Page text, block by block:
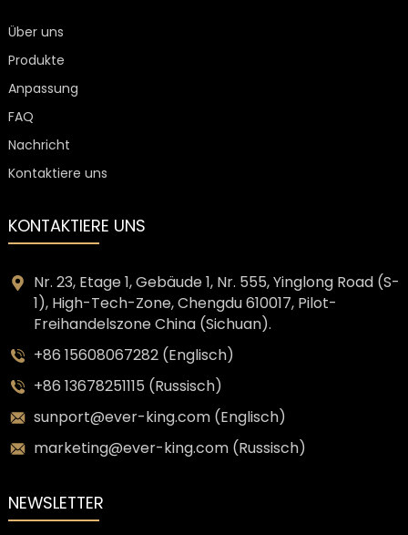
Über uns
Produkte
Anpassung
FAQ
Nachricht
Kontaktiere uns
KONTAKTIERE UNS
Nr. 23, Etage 1, Gebäude 1, Nr. 555, Yinglong Road (S-
1), High-Tech-Zone, Chengdu 610017, Pilot-
Freihandelszone China (Sichuan).
+86 15608067282 (Englisch)
+86 13678251115 (Russisch)
sunport@ever-king.com (Englisch)
marketing@ever-king.com (Russisch)
NEWSLETTER